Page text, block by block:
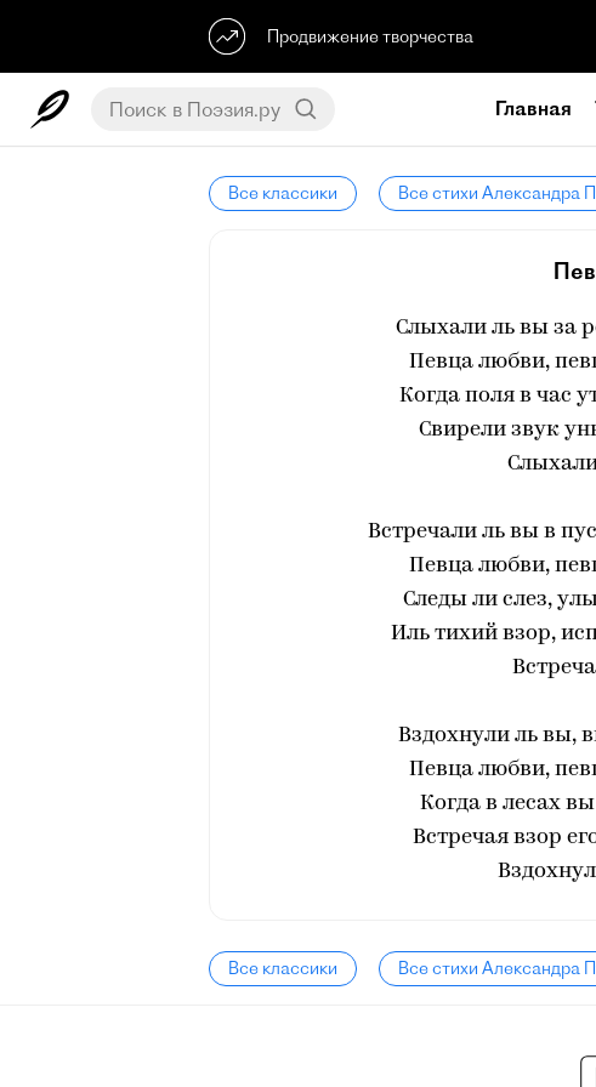
Продвижение творчества
Главная
Все классики Все стихи Александра
Слыхали ль вы за
Певца любви,
Когда поля в час
Свирели звук
Встречали ль вы в
Певца любви,
Следы ли слез,
Иль тихий взор,
Вздохнули ль вы,
Певца любви,
Когда в лесах
Встречая взор
Все классики Все стихи Александра